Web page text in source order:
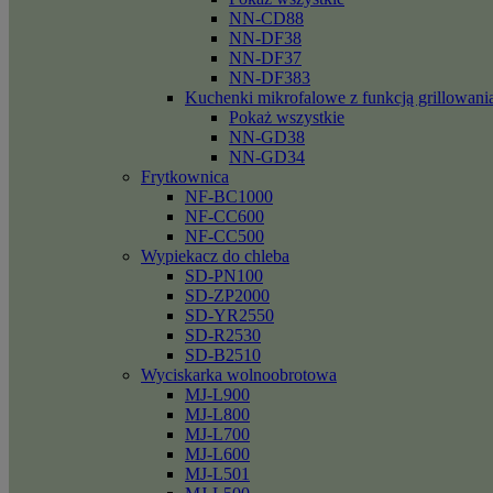
NN-CD88
NN-DF38
NN-DF37
NN-DF383
Kuchenki mikrofalowe z funkcją
Pokaż wszystkie
NN-GD38
NN-GD34
Frytkownica
NF-BC1000
NF-CC600
NF-CC500
Wypiekacz do chleba
SD-PN100
SD-ZP2000
SD-YR2550
SD-R2530
SD-B2510
Wyciskarka wolnoobrotowa
MJ-L900
MJ-L800
MJ-L700
MJ-L600
MJ-L501